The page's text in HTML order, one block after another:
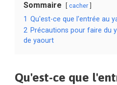
Sommaire cacher
1 Qu'est-ce que l'entrée au
2 Précautions pour faire du
de yaourt
Qu'est-ce que